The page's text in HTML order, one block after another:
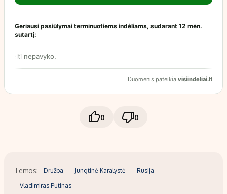
0 0
Temos: Družba Jungtinė Karalystė Rusija
Vladimiras Putinas